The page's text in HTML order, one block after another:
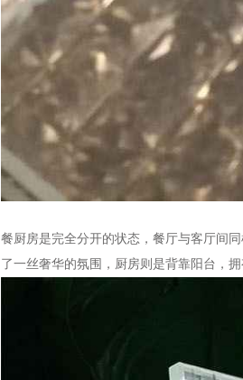
餐厨房是完全分开的状态，餐厅与客厅间
了一丝奢华的氛围，厨房则是背靠阳台，